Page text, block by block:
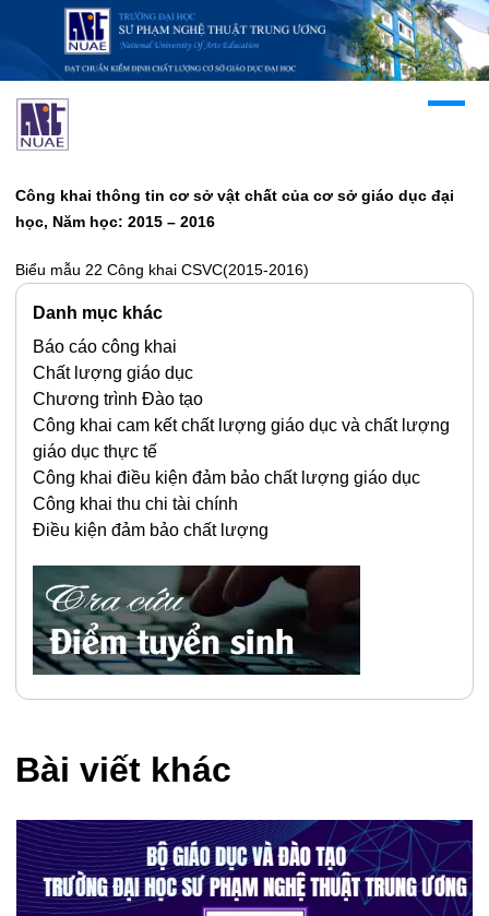
Công khai thông tin cơ sở vật chất của cơ sở giáo dục đại
học, Năm học: 2015 – 2016
Biểu mẫu 22 Công khai CSVC(2015-2016)
Danh mục khác
Báo cáo công khai
Chất lượng giáo dục
Chương trình Đào tạo
Công khai cam kết chất lượng giáo dục và chất lượng
giáo dục thực tế
Công khai điều kiện đảm bảo chất lượng giáo dục
Công khai thu chi tài chính
Điều kiện đảm bảo chất lượng
Bài viết khác